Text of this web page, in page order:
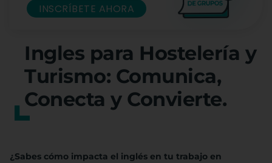
Ingles para Hostelería y
Turismo: Comunica,
Conecta y Convierte.
¿Sabes cómo impacta el inglés en tu trabajo en
INSCRÍBETE AHORA